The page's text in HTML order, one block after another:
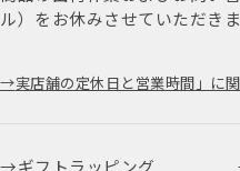
ル）をお休みさせていただきま
実店舗の定休日と営業時間」に